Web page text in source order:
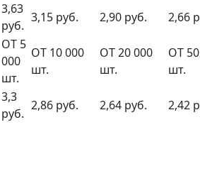
3,63
руб.
3,15 руб. 2,90 руб.
2,66
ОТ 5
000
шт.
ОТ 10 000
шт.
ОТ 20 000
шт.
ОТ
шт.
3,3
руб.
2,86 руб. 2,64 руб.
2,42